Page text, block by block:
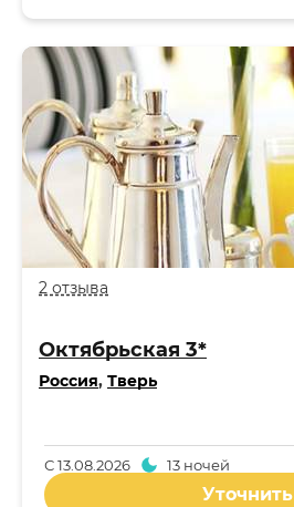
2 отзыва
Октябрьская 3*
Россия, Тверь
С13.08.2026 13 ночей
Уточнить